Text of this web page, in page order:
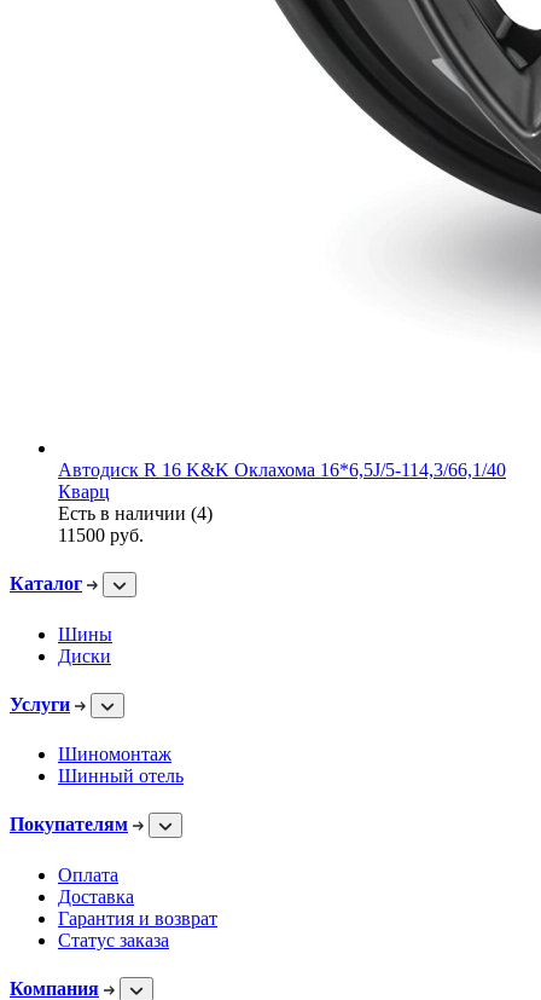
Автодиск R 16 K&K Оклахома 16*6,5J/5-114,3/66,1/40
Кварц
Есть в наличии (4)
11500 руб.
Каталог
Шины
Диски
Услуги
Шиномонтаж
Шинный отель
Покупателям
Оплата
Доставка
Гарантия и возврат
Статус заказа
Компания